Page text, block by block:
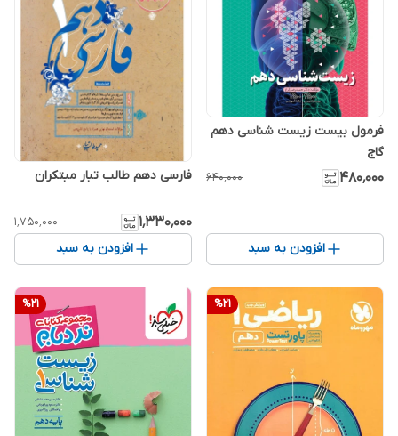
فرمول بیست زیست شناسی دهم
گاج
۴۸۰٬۰۰۰ ۶۴۰٬۰۰۰
افزودن به سبد
فارسی دهم طالب تبار مبتکران
۱٬۳۳۰٬۰۰۰ ۱٬۷۵۰٬۰۰۰
افزودن به سبد
%21
%21